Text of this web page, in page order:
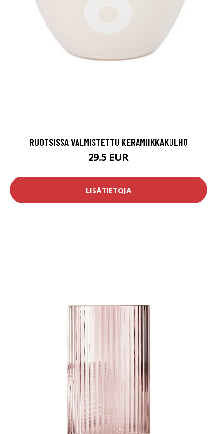
RUOTSISSA VALMISTETTU KERAMIIKKAKULHO
29.5 EUR
LISÄTIETOJA